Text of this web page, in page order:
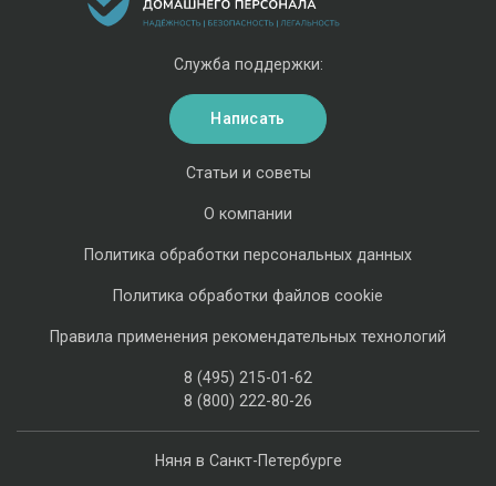
Няня в Санкт-Петербурге
Статьи и советы
О компании
Политика обработки персональных данных
Политика обработки файлов cookie
Правила применения рекомендательных технологий
8 (495) 215-01-62
8 (800) 222-80-26
Служба поддержки:
Написать